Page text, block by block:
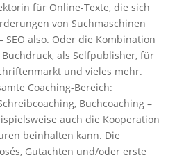
für Online-Texte, die sich
von Suchmaschinen
SEO also. Oder die Kombination
als Selfpublisher, für
und vieles mehr.
Coaching-Bereich:
Buchcoaching –
auch die Kooperation
beinhalten kann. Die
Gutachten und/oder erste